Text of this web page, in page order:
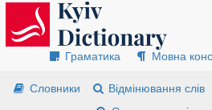
Граматика
Мовна
Словники
Відмінювання слів